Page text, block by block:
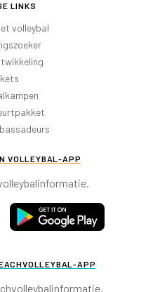
LINKS
volleybal
VOLLEYBAL-APP
APP